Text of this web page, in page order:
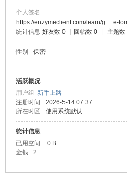
个人签名
https://enzymeclient.com/learn/g ... e-
统计信息 好友数 0 回帖数 0 主题数
性别 保密
活跃概况
用户组 新手上路
注册时间
2026-5-14 07:37
所在时区
使用系统默认
统计信息
已用空间
0 B
金钱
2